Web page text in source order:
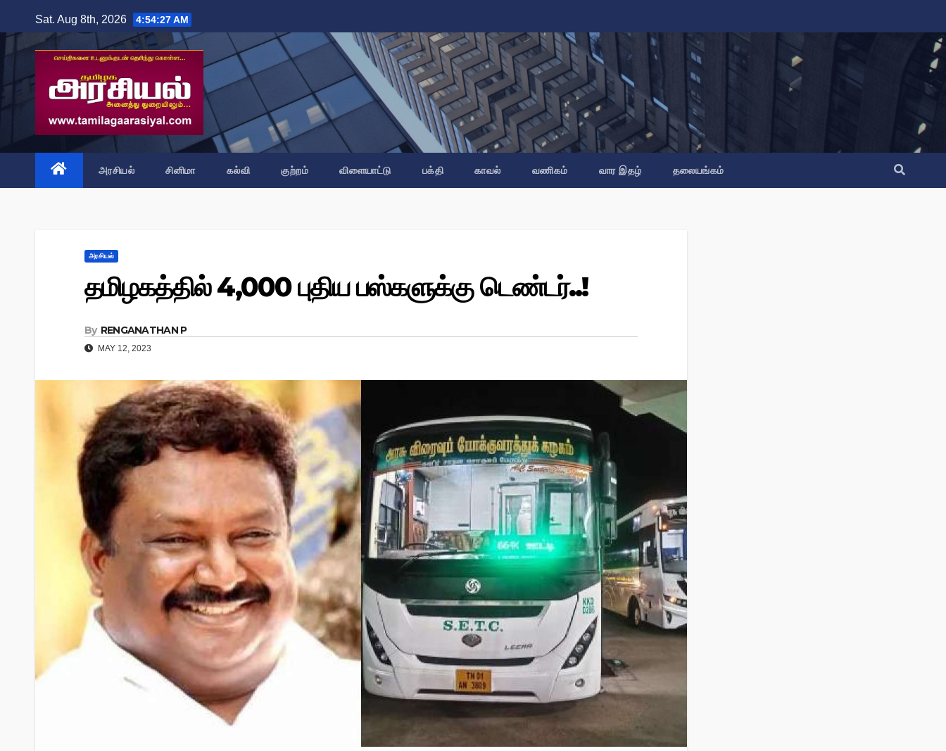
to
content
Sat. Aug 8th, 2026 4:54:28 AM
அரசியல் சினிமா கல்வி குற்றம் விளையாட்டு பக்தி காவல் வணிகம் வார இதழ் தலையங்கம்
அரசியல்
தமிழகத்தில் 4,000 புதிய பஸ்களுக்கு டெண்டர்..!
By RENGANATHAN P
MAY 12, 2023